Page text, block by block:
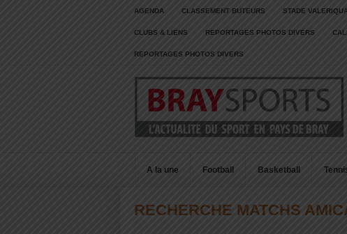
AGENDA CLASSEMENT BUTEURS STADE
CLUBS & LIENS REPORTAGES PHOTOS DIVERS
REPORTAGES PHOTOS DIVERS
A la une Football Basketball
RECHERCHE MATCHS